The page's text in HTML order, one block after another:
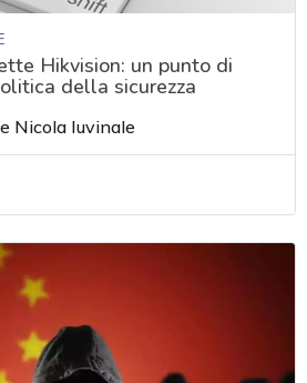
Hikvision: un punto di
della sicurezza
e Nicola Iuvinale